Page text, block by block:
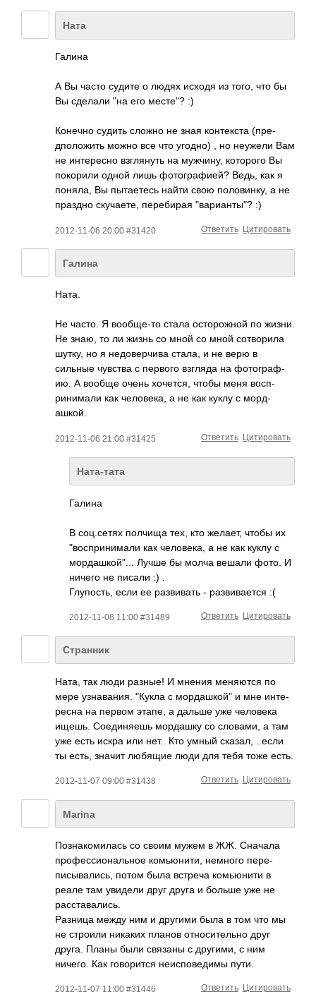
Ната
Галина
А Вы часто судите о людях исходя из того, что бы
Вы сделали "на его месте"? :)
Конечно судить сложно не зная конт­екста (пре­
дпол­ожить можно все что угодно) , но неужели Вам
не инте­ресно взгл­януть на мужч­ину, кото­рого Вы
поко­рили одной лишь фото­граф­ией? Ведь, как я
поняла, Вы пыта­етесь найти свою поло­винку, а не
праздно скуч­аете, пере­бирая "вар­иант­ы"? :)
2012-11-06 20:00 #31420 Цитировать
Ответить
Галина
Ната.
Не часто. Я вооб­ще-то стала осто­рожной по жизни.
Не знаю, то ли жизнь со мной со мной сотв­орила
шутку, но я недо­верч­ива стала, и не верю в
сильные чувства с первого взгляда на фото­граф­
ию. А вообще очень хоче­тся, чтобы меня восп­
рини­мали как чело­века, а не как куклу с морд­
ашкой.
2012-11-06 21:00 #31425 Цитировать
Ответить
Ната-тата
Галина
В соц.сетях полчища тех, кто желает, чтобы их
"восп­рини­мали как чело­века, а не как куклу с
морд­ашкой"... Лучше бы молча вешали фото. И
ничего не писали :) .
Глупость, если ее развивать - развивается :(
2012-11-08 11:00 #31489 Цитировать
Ответить
Странник
Ната, так люди разные! И мнения меня­ются по
мере узна­вания. "Кукла с морд­ашкой" и мне инте­
ресна на первом этапе, а дальше уже чело­века
ищешь. Соед­иняешь морд­ашку со слов­ами, а там
уже есть искра или нет.. Кто умный сказал, ..если
ты есть, значит любящие люди для тебя тоже есть.
2012-11-07 09:00 #31438 Цитировать
Ответить
Marina
Позн­аком­илась со своим мужем в ЖЖ. Сначала
проф­есси­онал­ьное комь­юнити, немного пере­
писы­вали­сь, потом была встреча комь­юнити в
реале там увидели друг друга и больше уже не
расс­тава­лись.
Разница между ним и другими была в том что мы
не строили никаких планов отно­сите­льно друг
друга. Планы были связаны с друг­ими, с ним
ничего. Как гово­рится неис­пове­димы пути.
2012-11-07 11:00 #31446 Цитировать
Ответить